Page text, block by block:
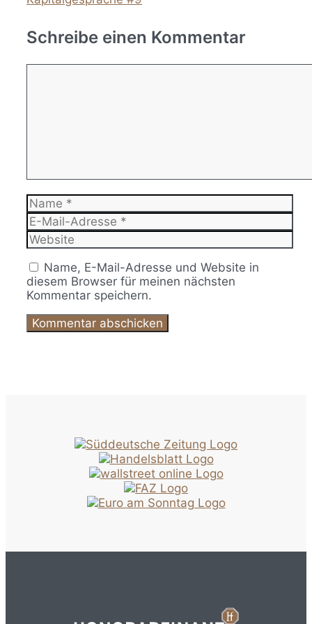
Schreibe einen Kommentar
Name
E-
Mail-
Adresse
Website
Name, E-Mail-Adresse und Website in
diesem Browser für meinen nächsten
Kommentar speichern.